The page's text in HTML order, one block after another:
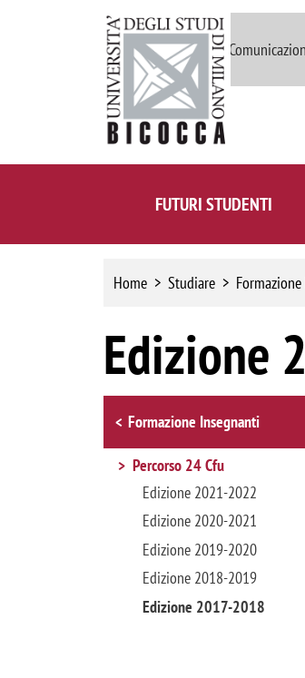
Dipartimenti
FUTURI STUDENTI
Home Studiare
Edizione
Browse the
Formazione Insegnanti
Percorso 24 Cfu
Edizione 2021-2022
Edizione 2020-2021
Edizione 2019-2020
Edizione 2018-2019
Edizione 2017-2018